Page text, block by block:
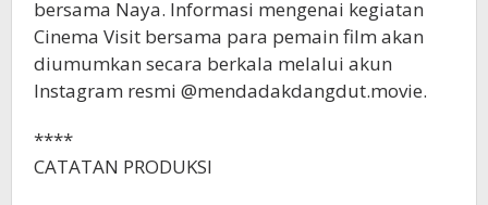
bersama Naya. Informasi mengenai kegiatan
Cinema Visit bersama para pemain film akan
diumumkan secara berkala melalui akun
Instagram resmi @mendadakdangdut.movie.
****
CATATAN PRODUKSI